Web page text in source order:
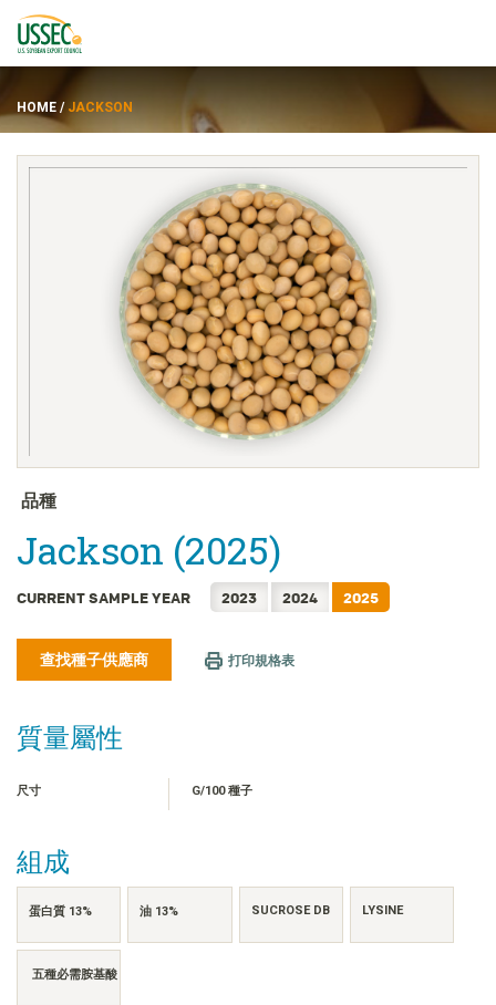
ENGLISH
FRANÇAIS
日本語
한국어
简体中文
TIẾNG VIỆT
HOME / JACKSON
品種
Jackson (2025)
CURRENT SAMPLE YEAR 2023 2024 2025
查找種子供應商 打印規格表
質量屬性
尺寸 G/100 種子
組成
蛋白質 13% 油 13% SUCROSE DB LYSINE
五種必需胺基酸